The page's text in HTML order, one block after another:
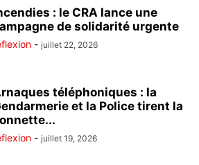
: le CRA lance une
de solidarité urgente
- juillet 22, 2026
téléphoniques : la
et la Police tirent la
- juillet 19, 2026